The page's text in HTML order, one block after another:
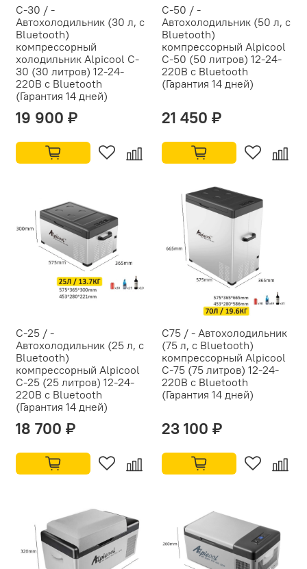
C-30 / -
Автохолодильник (30 л, с
Bluetooth)
компрессорный
холодильник Alpicool C-
30 (30 литров) 12-24-
220В с Bluetooth
(Гарантия 14 дней)
19 900 ₽
C-50 / -
Автохолодильник (50 л, с
Bluetooth)
компрессорный Alpicool
C-50 (50 литров) 12-24-
220В с Bluetooth
(Гарантия 14 дней)
21 450 ₽
C-25 / -
Автохолодильник (25 л, с
Bluetooth)
компрессорный Alpicool
C-25 (25 литров) 12-24-
220В с Bluetooth
(Гарантия 14 дней)
18 700 ₽
С75 / - Автохолодильник
(75 л, с Bluetooth)
компрессорный Alpicool
C-75 (75 литров) 12-24-
220В с Bluetooth
(Гарантия 14 дней)
23 100 ₽